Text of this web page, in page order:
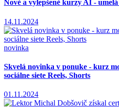
Nové a vylepšené kurzy AI -
14.11.2024
novinka
Skvelá novinka v ponuke - kurz
sociálne siete Reels, Shorts
01.11.2024